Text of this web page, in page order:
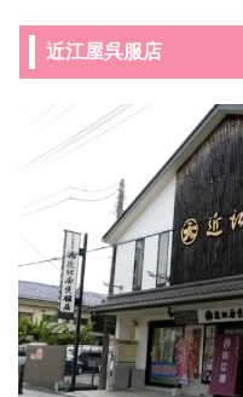
近江屋呉服店